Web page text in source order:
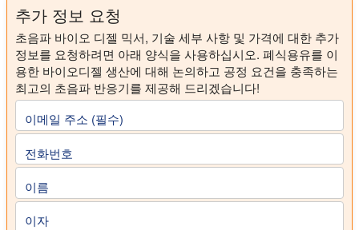
추가 정보 요청
초음파 바이오 디젤 믹서, 기술 세부 사항 및 가격에 대한 추가
정보를 요청하려면 아래 양식을 사용하십시오. 폐식용유를 이
용한 바이오디젤 생산에 대해 논의하고 공정 요건을 충족하는
최고의 초음파 반응기를 제공해 드리겠습니다!
이메일 주소 (필수)
전화번호
이름
이자